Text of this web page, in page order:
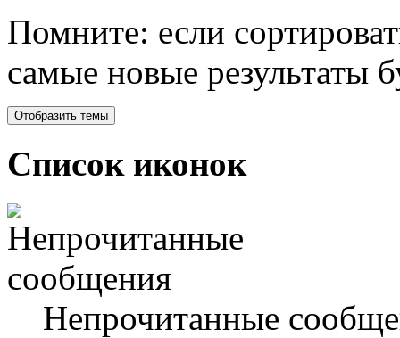
Помните: если
самые новые результаты
Список иконок
Непрочитанные